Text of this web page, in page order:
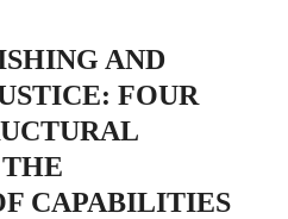
AND
FOUR
CAPABILITIES